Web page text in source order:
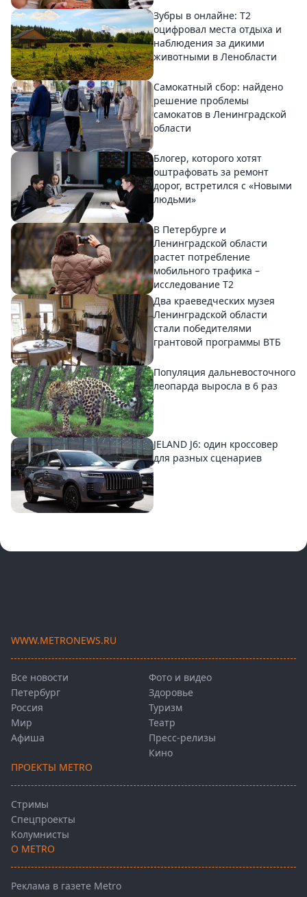
Зубры в онлайне: Т2
оцифровал места отдыха и
наблюдения за дикими
животными в Ленобласти
Самокатный сбор: найдено
решение проблемы
самокатов в Ленинградской
области
Блогер, которого хотят
оштрафовать за ремонт
дорог, встретился с «Новыми
людьми»
В Петербурге и
Ленинградской области
растет потребление
мобильного трафика –
исследование T2
Два краеведческих музея
Ленинградской области
стали победителями
грантовой программы ВТБ
Популяция дальневосточного
леопарда выросла в 6 раз
JELAND J6: один кроссовер
для разных сценариев
WWW.METRONEWS.RU
Все новости
Петербург
Россия
Мир
Афиша
Фото и видео
Здоровье
Туризм
Театр
Пресс-релизы
Кино
ПРОЕКТЫ METRO
Стримы
Спецпроекты
Колумнисты
О METRO
Реклама в газете Metro